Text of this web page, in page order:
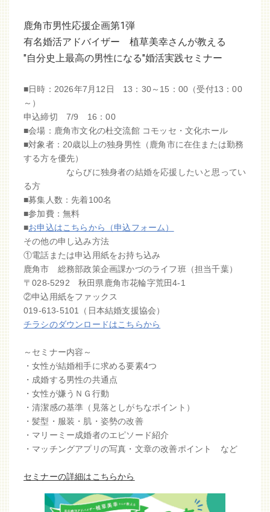
鹿角市男性応援企画第1弾
有名婚活アドバイザー 植草美幸さんが教える
"自分史上最高の男性になる"婚活実践セミナー
■日時：2026年7月12日 13：30～15：00（受付13：00
～）
申込締切 7/9 16：00
■会場：鹿角市文化の杜交流館 コモッセ・文化ホール
■対象者：20歳以上の独身男性（鹿角市に在住または勤務
する方を優先）
ならびに独身者の結婚を応援したいと思ってい
る方
■募集人数：先着100名
■参加費：無料
■お申込はこちらから（申込フォーム）
その他の申し込み方法
①電話または申込用紙をお持ち込み
鹿角市 総務部政策企画課かづのライフ班（担当千葉）
〒028-5292 秋田県鹿角市花輪字荒田4-1
②申込用紙をファックス
019-613-5101（日本結婚支援協会）
チラシのダウンロードはこちらから
～セミナー内容～
・女性が結婚相手に求める要素4つ
・成婚する男性の共通点
・女性が嫌うＮＧ行動
・清潔感の基準（見落としがちなポイント）
・髪型・服装・肌・姿勢の改善
・マリーミー成婚者のエピソード紹介
・マッチングアプリの写真・文章の改善ポイント など
セミナーの詳細はこちらから